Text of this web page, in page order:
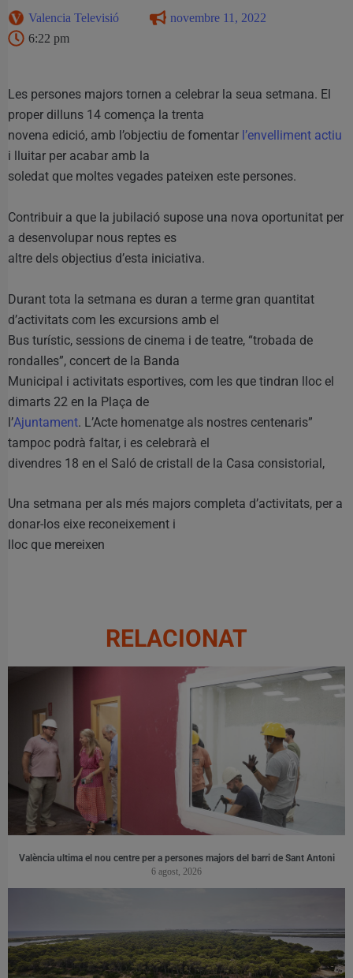
Valencia Televisió
novembre 11, 2022
6:22 pm
Les persones majors tornen a celebrar la seua setmana. El
proper dilluns 14 comença la trenta
novena edició, amb l’objectiu de fomentar l’envelliment actiu
i lluitar per acabar amb la
soledat que moltes vegades pateixen este persones.
Contribuir a que la jubilació supose una nova oportunitat per
a desenvolupar nous reptes es
altre dels objectius d’esta iniciativa.
Durant tota la setmana es duran a terme gran quantitat
d’activitats com les excursions amb el
Bus turístic, sessions de cinema i de teatre, “trobada de
rondalles”, concert de la Banda
Municipal i activitats esportives, com les que tindran lloc el
dimarts 22 en la Plaça de
l’Ajuntament. L’Acte homenatge als nostres centenaris”
tampoc podrà faltar, i es celebrarà el
divendres 18 en el Saló de cristall de la Casa consistorial,
Una setmana per als més majors completa d’activitats, per a
donar-los eixe reconeixement i
lloc que mereixen
RELACIONAT
València ultima el nou centre per a persones majors del barri de Sant Antoni
6 agost, 2026